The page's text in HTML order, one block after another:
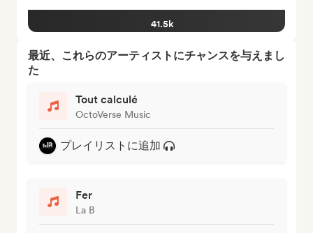
41.5k
最近、これらのアーティストにチャンスを与えまし
た
Tout calculé
OctoVerse Music
プレイリストに追加
Fer
La B